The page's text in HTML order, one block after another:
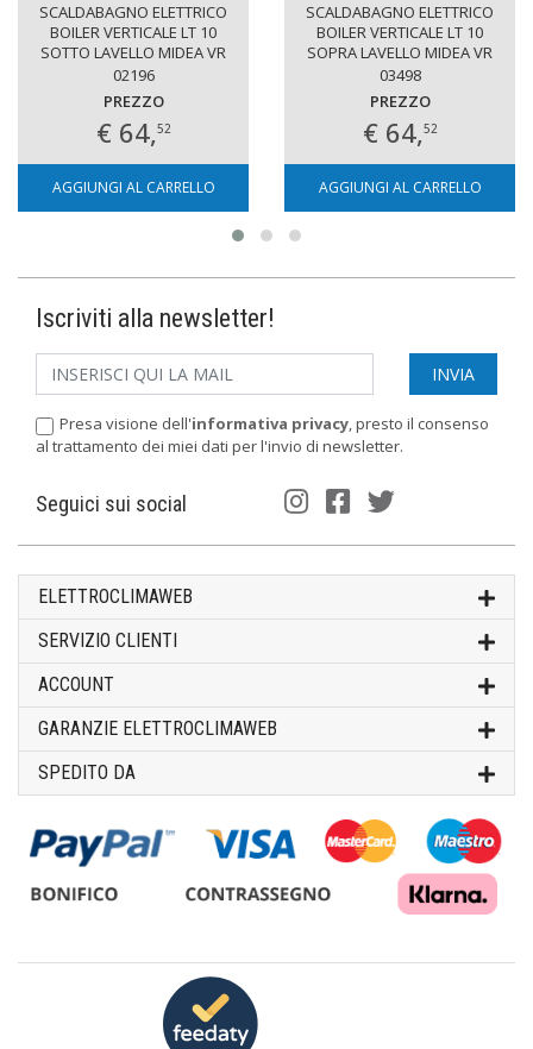
SCALDABAGNO ELETTRICO
BOILER VERTICALE LT 10
SOTTO LAVELLO MIDEA VR
02196
PREZZO
€ 64,52
AGGIUNGI AL CARRELLO
SCALDABAGNO ELETTRICO
BOILER VERTICALE LT 10
SOPRA LAVELLO MIDEA VR
03498
PREZZO
€ 64,52
AGGIUNGI AL CARRELLO
Iscriviti alla newsletter!
Presa visione dell'informativa privacy, presto il consenso
al trattamento dei miei dati per l'invio di newsletter.
Seguici sui social
ELETTROCLIMAWEB
SERVIZIO CLIENTI
ACCOUNT
GARANZIE ELETTROCLIMAWEB
SPEDITO DA